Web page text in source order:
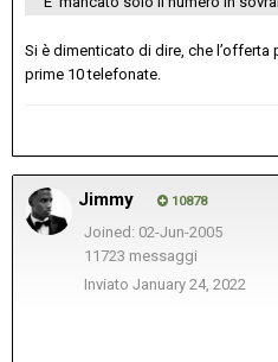
Si è dimenticato di dire, che
prime 10 telefonate.
Jimmy 10878
Joined: 02-Jun-2005
11723 messaggi
Inviato January 24, 2022